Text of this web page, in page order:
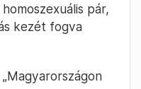
pár,
kezét fogva